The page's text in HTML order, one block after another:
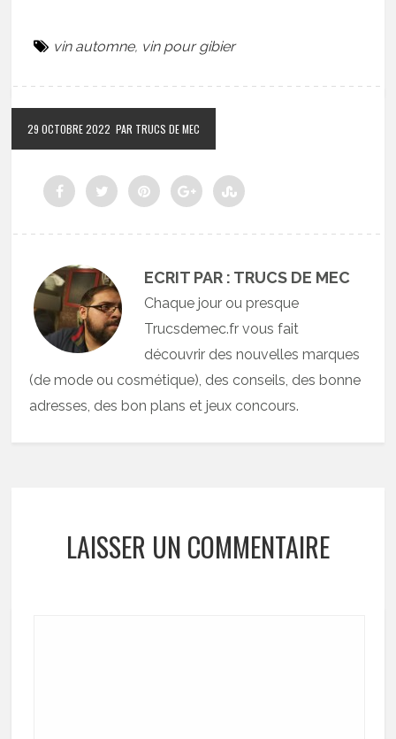
vin automne, vin pour gibier
29 OCTOBRE 2022 PAR TRUCS DE MEC
ECRIT PAR : TRUCS DE MEC
Chaque jour ou presque
Trucsdemec.fr vous fait
découvrir des nouvelles marques
(de mode ou cosmétique), des conseils, des bonne
adresses, des bon plans et jeux concours.
LAISSER UN COMMENTAIRE